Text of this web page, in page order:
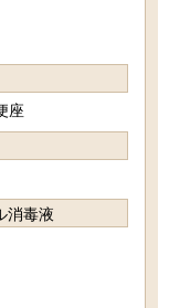
座
消毒液